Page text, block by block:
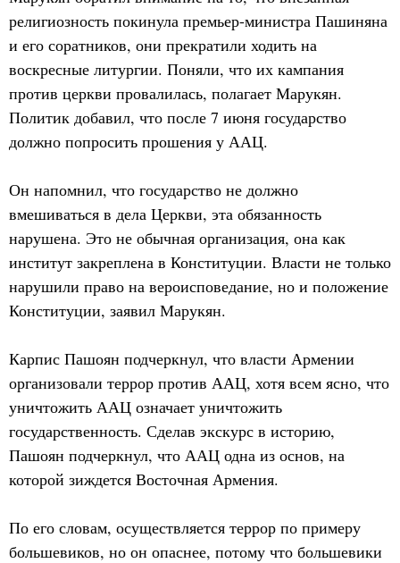
религиозность покинула премьер-министра Пашиняна
и его соратников, они прекратили ходить на
воскресные литургии. Поняли, что их кампания
против церкви провалилась, полагает Марукян.
Политик добавил, что после 7 июня государство
должно попросить прошения у ААЦ.
Он напомнил, что государство не должно
вмешиваться в дела Церкви, эта обязанность
нарушена. Это не обычная организация, она как
институт закреплена в Конституции. Власти не только
нарушили право на вероисповедание, но и положение
Конституции, заявил Марукян.
Карпис Пашоян подчеркнул, что власти Армении
организовали террор против ААЦ, хотя всем ясно, что
уничтожить ААЦ означает уничтожить
государственность. Сделав экскурс в историю,
Пашоян подчеркнул, что ААЦ одна из основ, на
которой зиждется Восточная Армения.
По его словам, осуществляется террор по примеру
большевиков, но он опаснее, потому что большевики